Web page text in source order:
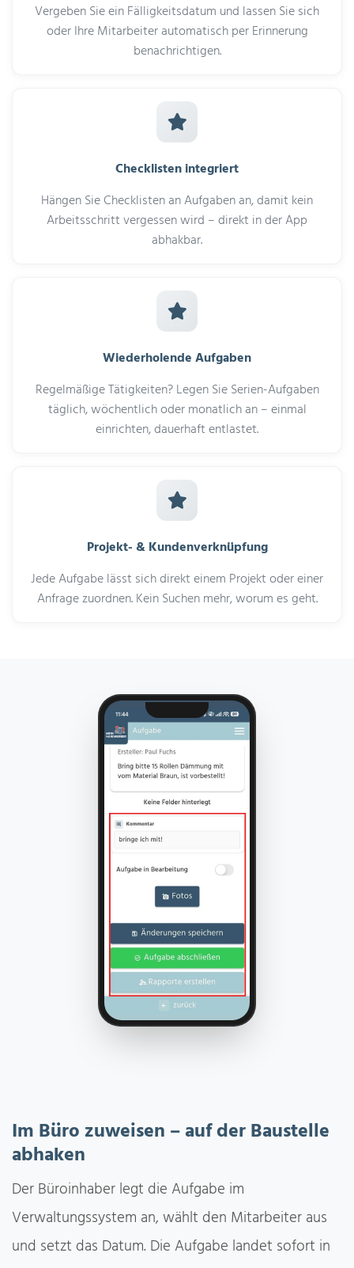
Vergeben Sie ein Fälligkeitsdatum und lassen Sie sich
oder Ihre Mitarbeiter automatisch per Erinnerung
benachrichtigen.
Checklisten integriert
Hängen Sie Checklisten an Aufgaben an, damit kein
Arbeitsschritt vergessen wird – direkt in der App
abhakbar.
Wiederholende Aufgaben
Regelmäßige Tätigkeiten? Legen Sie Serien-Aufgaben
täglich, wöchentlich oder monatlich an – einmal
einrichten, dauerhaft entlastet.
Projekt- & Kundenverknüpfung
Jede Aufgabe lässt sich direkt einem Projekt oder einer
Anfrage zuordnen. Kein Suchen mehr, worum es geht.
Im Büro zuweisen – auf der Baustelle
abhaken
Der Büroinhaber legt die Aufgabe im
Verwaltungssystem an, wählt den Mitarbeiter aus
und setzt das Datum. Die Aufgabe landet sofort in